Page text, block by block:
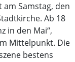
am Samstag, den
Ab 18
in den Mai“,
Mittelpunkt. Die
bestens